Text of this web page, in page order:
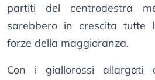
partiti del centrodestra
sarebbero in crescita tutte
forze della maggioranza.
Con i giallorossi